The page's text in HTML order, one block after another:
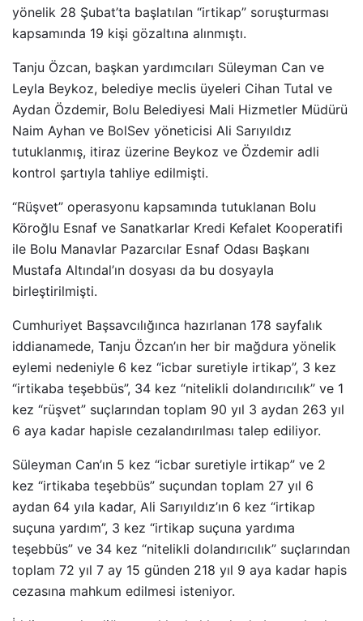
yönelik 28 Şubat’ta başlatılan “irtikap” soruşturması
kapsamında 19 kişi gözaltına alınmıştı.
Tanju Özcan, başkan yardımcıları Süleyman Can ve
Leyla Beykoz, belediye meclis üyeleri Cihan Tutal ve
Aydan Özdemir, Bolu Belediyesi Mali Hizmetler Müdürü
Naim Ayhan ve BolSev yöneticisi Ali Sarıyıldız
tutuklanmış, itiraz üzerine Beykoz ve Özdemir adli
kontrol şartıyla tahliye edilmişti.
“Rüşvet” operasyonu kapsamında tutuklanan Bolu
Köroğlu Esnaf ve Sanatkarlar Kredi Kefalet Kooperatifi
ile Bolu Manavlar Pazarcılar Esnaf Odası Başkanı
Mustafa Altındal’ın dosyası da bu dosyayla
birleştirilmişti.
Cumhuriyet Başsavcılığınca hazırlanan 178 sayfalık
iddianamede, Tanju Özcan’ın her bir mağdura yönelik
eylemi nedeniyle 6 kez “icbar suretiyle irtikap”, 3 kez
“irtikaba teşebbüs”, 34 kez “nitelikli dolandırıcılık” ve 1
kez “rüşvet” suçlarından toplam 90 yıl 3 aydan 263 yıl
6 aya kadar hapisle cezalandırılması talep ediliyor.
Süleyman Can’ın 5 kez “icbar suretiyle irtikap” ve 2
kez “irtikaba teşebbüs” suçundan toplam 27 yıl 6
aydan 64 yıla kadar, Ali Sarıyıldız’ın 6 kez “irtikap
suçuna yardım”, 3 kez “irtikap suçuna yardıma
teşebbüs” ve 34 kez “nitelikli dolandırıcılık” suçlarından
toplam 72 yıl 7 ay 15 günden 218 yıl 9 aya kadar hapis
cezasına mahkum edilmesi isteniyor.